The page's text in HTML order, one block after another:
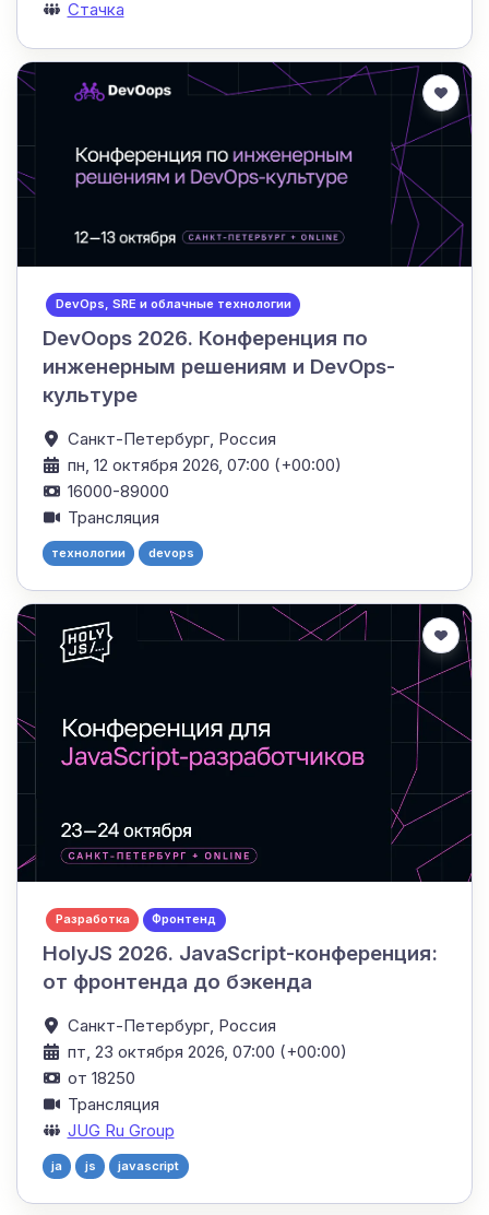
Стачка
DevOps, SRE и облачные технологии
DevOops 2026. Конференция по
инженерным решениям и DevOps-
культуре
Санкт-Петербург, Россия
пн, 12 октября 2026, 07:00 (+00:00)
16000-89000
Трансляция
технологии devops
Разработка Фронтенд
HolyJS 2026. JavaScript-конференция:
от фронтенда до бэкенда
Санкт-Петербург, Россия
пт, 23 октября 2026, 07:00 (+00:00)
от 18250
Трансляция
JUG Ru Group
ja js javascript